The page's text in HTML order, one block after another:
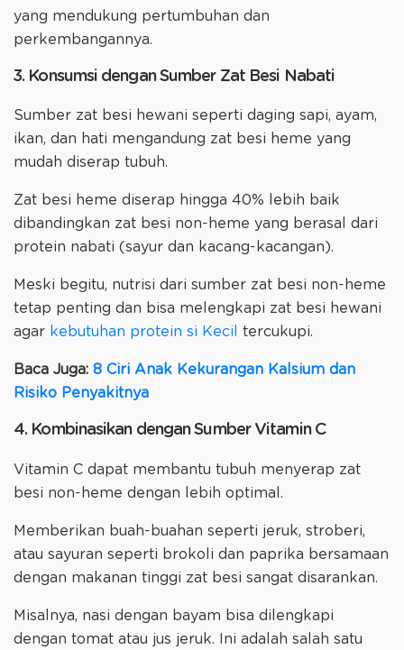
yang mendukung pertumbuhan dan
perkembangannya.
3. Konsumsi dengan Sumber Zat Besi Nabati
Sumber zat besi hewani seperti daging sapi, ayam,
ikan, dan hati mengandung zat besi heme yang
mudah diserap tubuh.
Zat besi heme diserap hingga 40% lebih baik
dibandingkan zat besi non-heme yang berasal dari
protein nabati (sayur dan kacang-kacangan).
Meski begitu, nutrisi dari sumber zat besi non-heme
tetap penting dan bisa melengkapi zat besi hewani
agar kebutuhan protein si Kecil tercukupi.
Baca Juga: 8 Ciri Anak Kekurangan Kalsium dan
Risiko Penyakitnya
4. Kombinasikan dengan Sumber Vitamin C
Vitamin C dapat membantu tubuh menyerap zat
besi non-heme dengan lebih optimal.
Memberikan buah-buahan seperti jeruk, stroberi,
atau sayuran seperti brokoli dan paprika bersamaan
dengan makanan tinggi zat besi sangat disarankan.
Misalnya, nasi dengan bayam bisa dilengkapi
dengan tomat atau jus jeruk. Ini adalah salah satu